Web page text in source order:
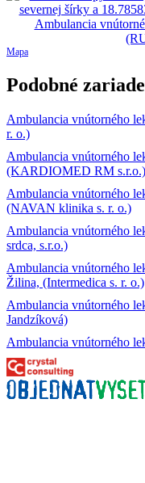
Mapa
Podobné
Ambulancia vnútorného
r. o.)
Ambulancia vnútorného
(KARDIOMED RM s.r.o.)
Ambulancia vnútorného
(NAVAN klinika s. r. o.)
Ambulancia vnútorného
srdca, s.r.o.)
Ambulancia vnútorného
Žilina, (Intermedica s. r. o.)
Ambulancia vnútorného
Jandzíková)
Ambulancia vnútorného